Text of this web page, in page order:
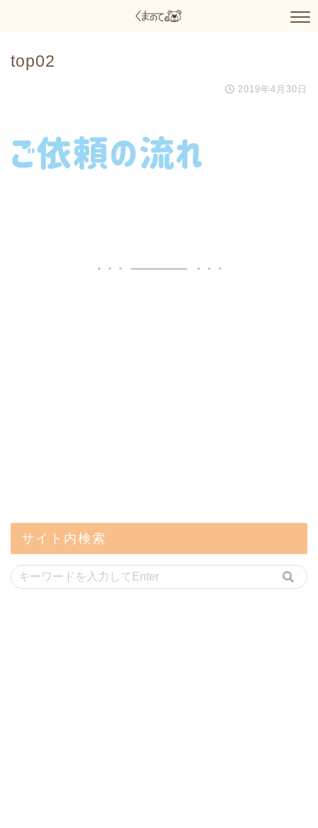
top02
2019年4月30日
サイト内検索